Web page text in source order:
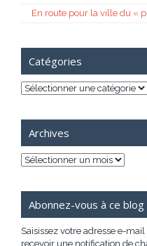
En route pour la ville du «
Catégories
Catégories
Archives
Archives
Abonnez-vous à ce blog
Saisissez votre adresse e-
recevoir une notification de